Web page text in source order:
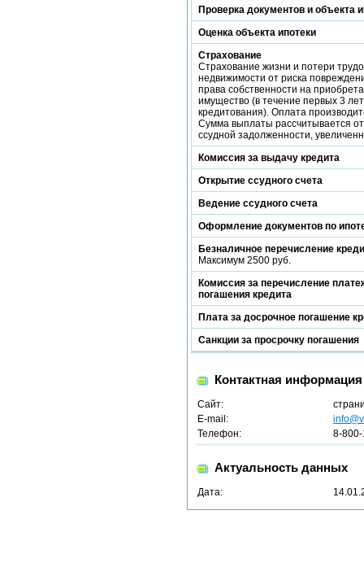
Проверка документов и объекта
Оценка объекта ипотеки
Страхование
Страхование жизни и потери
недвижимости от риска
права собственности на
имущество (в течение первых 3 лет
кредитования). Оплата
Сумма выплаты рассчитывается от
ссудной задолженности,
Комиссия за выдачу кредита
Открытие ссудного счета
Ведение ссудного счета
Оформление документов по
Безналичное перечисление
Максимум 2500 руб.
Комиссия за перечисление
погашения кредита
Плата за досрочное погашение
Санкции за просрочку погашения
Контактная информация
Сайт:
E-mail:
Телефон:
8-
Актуальность данных
Дата: